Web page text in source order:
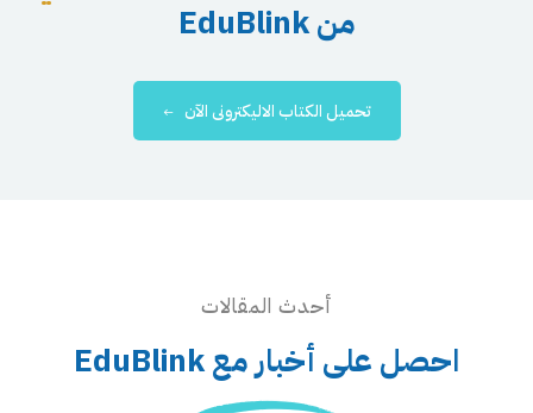
من EduBlink
تحميل الكتاب الاليكترونى الآن
أحدث المقالات
احصل على أخبار مع EduBlink